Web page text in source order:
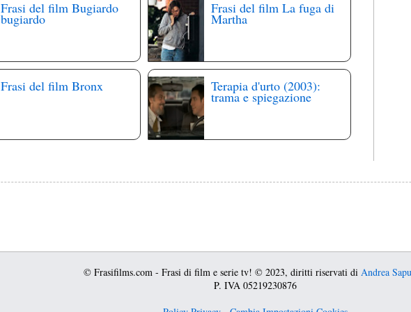
Frasi del film Bugiardo
bugiardo
Frasi del film La fuga di
Martha
Frasi del film Bronx Terapia d'urto (2003):
trama e spiegazione
© Frasifilms.com - Frasi di film e serie tv! © 2023, diritti riservati di Andrea
P. IVA 05219230876